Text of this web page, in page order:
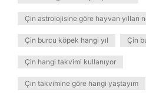
Çin astrolojisine göre hayvan yılları
Çin burcu köpek hangi yıl Çin
Çin hangi takvimi kullanıyor
Çin takvimine göre hangi yaştayım